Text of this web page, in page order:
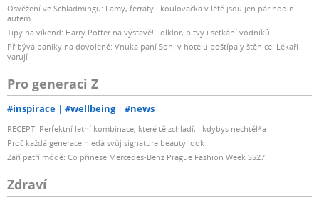
Osvěžení ve Schladmingu: Lamy, ferraty i koulovačka v létě jsou jen pár hodin
autem
Tipy na víkend: Harry Potter na výstavě! Folklor, bitvy i setkání vodníků
Přibývá paniky na dovolené: Vnuka paní Soni v hotelu poštípaly štěnice! Lékaři
varují
Pro generaci Z
#inspirace #wellbeing #news
RECEPT: Perfektní letní kombinace, které tě zchladí, i kdybys nechtěl*a
Proč každá generace hledá svůj signature beauty look
Září patří módě: Co přinese Mercedes-Benz Prague Fashion Week SS27
Zdraví